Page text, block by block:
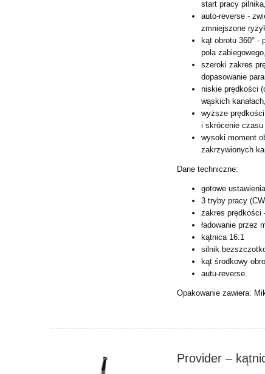
start pracy pilnika,
auto-reverse -
zmniejszone
kąt obrotu 360° -
pola
szeroki zakres
dopasowanie
niskie prędkości
wąskich kanałach,
wyższe
iskrócenie czasu
wysoki moment
zakrzywionych
Dane techniczne:
gotowe
3 tryby pracy
zakres prędkości
ładowanie przez
kątnica 16:1
silnik
kąt środkowy
autu-reverse.
Opakowanie zawiera:
Provider –